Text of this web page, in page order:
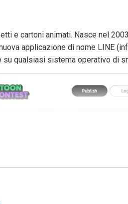
e cartoni animati. Nasce nel
applicazione di nome LINE
qualsiasi sistema operativo di